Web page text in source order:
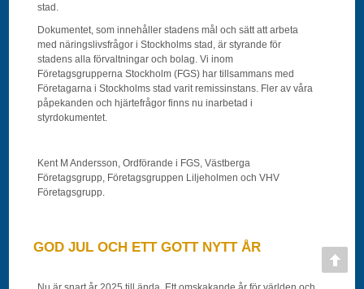
stad.
Dokumentet, som innehåller stadens mål och sätt att arbeta
med näringslivsfrågor i Stockholms stad, är styrande för
stadens alla förvaltningar och bolag. Vi inom
Företagsgrupperna Stockholm (FGS) har tillsammans med
Företagarna i Stockholms stad varit remissinstans. Fler av våra
påpekanden och hjärtefrågor finns nu inarbetad i
styrdokumentet.
Kent M Andersson, Ordförande i FGS, Västberga
Företagsgrupp, Företagsgruppen Liljeholmen och VHV
Företagsgrupp.
GOD JUL OCH ETT GOTT NYTT ÅR